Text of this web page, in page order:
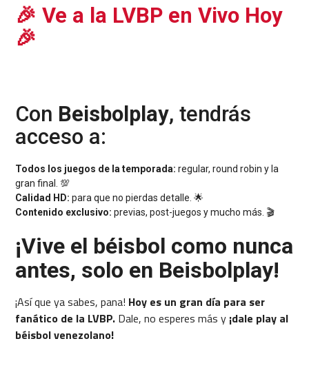
🎉 Ve a la LVBP en Vivo Hoy
🎉
Con Beisbolplay, tendrás
acceso a:
Todos los juegos de la temporada: regular, round robin y la
gran final. 💯
Calidad HD: para que no pierdas detalle. 🌟
Contenido exclusivo: previas, post-juegos y mucho más. 🎬
¡Vive el béisbol como nunca
antes, solo en Beisbolplay!
¡Así que ya sabes, pana! Hoy es un gran día para ser
fanático de la LVBP.Dale, no esperes más y ¡dale play al
béisbol venezolano!